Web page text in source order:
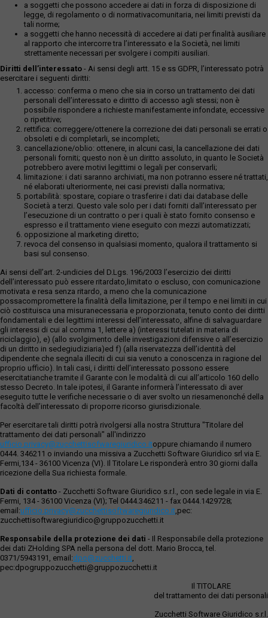
a soggetti che possono accedere ai dati in forza di disposizione di
legge, di regolamento o di normativacomunitaria, nei limiti previsti da
tali norme;
a soggetti che hanno necessità di accedere ai dati per finalità ausiliare
al rapporto che intercorre tra l’interessato e la Società, nei limiti
strettamente necessari per svolgere i compiti ausiliari.
Diritti dell’interessato - Ai sensi degli artt. 15 e ss GDPR, l’interessato potrà
esercitare i seguenti diritti:
accesso: conferma o meno che sia in corso un trattamento dei dati
personali dell’interessato e diritto di accesso agli stessi; non è
possibile rispondere a richieste manifestamente infondate, eccessive
o ripetitive;
rettifica: correggere/ottenere la correzione dei dati personali se errati o
obsoleti e di completarli, se incompleti;
cancellazione/oblio: ottenere, in alcuni casi, la cancellazione dei dati
personali forniti; questo non è un diritto assoluto, in quanto le Società
potrebbero avere motivi legittimi o legali per conservarli;
limitazione: i dati saranno archiviati, ma non potranno essere né trattati,
né elaborati ulteriormente, nei casi previsti dalla normativa;
portabilità: spostare, copiare o trasferire i dati dai database delle
Società a terzi. Questo vale solo per i dati forniti dall’interessato per
l’esecuzione di un contratto o per i quali è stato fornito consenso e
espresso e il trattamento viene eseguito con mezzi automatizzati;
opposizione al marketing diretto;
revoca del consenso in qualsiasi momento, qualora il trattamento si
basi sul consenso.
Ai sensi dell’art. 2-undicies del D.Lgs. 196/2003 l’esercizio dei diritti
dell’interessato può essere ritardato,limitato o escluso, con comunicazione
motivata e resa senza ritardo, a meno che la comunicazione
possacompromettere la finalità della limitazione, per il tempo e nei limiti in cui
ciò costituisca una misuranecessaria e proporzionata, tenuto conto dei diritti
fondamentali e dei legittimi interessi dell’interessato, alfine di salvaguardare
gli interessi di cui al comma 1, lettere a) (interessi tutelati in materia di
riciclaggio), e) (allo svolgimento delle investigazioni difensive o all’esercizio
di un diritto in sedegiudiziaria)ed f) (alla riservatezza dell’identità del
dipendente che segnala illeciti di cui sia venuto a conoscenza in ragione del
proprio ufficio). In tali casi, i diritti dell’interessato possono essere
esercitatianche tramite il Garante con le modalità di cui all’articolo 160 dello
stesso Decreto. In tale ipotesi, il Garante informerà l’interessato di aver
eseguito tutte le verifiche necessarie o di aver svolto un riesamenonché della
facoltà dell’interessato di proporre ricorso giurisdizionale.
Per esercitare tali diritti potrà rivolgersi alla nostra Struttura "Titolare del
trattamento dei dati personali" all'indirizzo
ufficio.privacy@zucchettisofwaregiuridico.itoppure chiamando il numero
0444. 346211 o inviando una missiva a Zucchetti Software Giuridico srl via E.
Fermi,134 - 36100 Vicenza (VI). Il Titolare Le risponderà entro 30 giorni dalla
ricezione della Sua richiesta formale.
Dati di contatto - Zucchetti Software Giuridico s.r.l., con sede legale in via E.
Fermi, 134 - 36100 Vicenza (VI); Tel 0444.346211 - fax 0444.1429728;
email:ufficio.privacy@zucchettisoftwaregiuridico.it,pec:
zucchettisoftwaregiuridico@gruppozucchetti.it
Responsabile della protezione dei dati - Il Responsabile della protezione
dei dati ZHolding SPA nella persona del dott. Mario Brocca, tel.
0371/5943191, email:dpo@zucchetti.it,
pec:dpogruppozucchetti@gruppozucchetti.it
Il TITOLARE
del trattamento dei dati personali
Zucchetti Software Giuridico s.r.l.